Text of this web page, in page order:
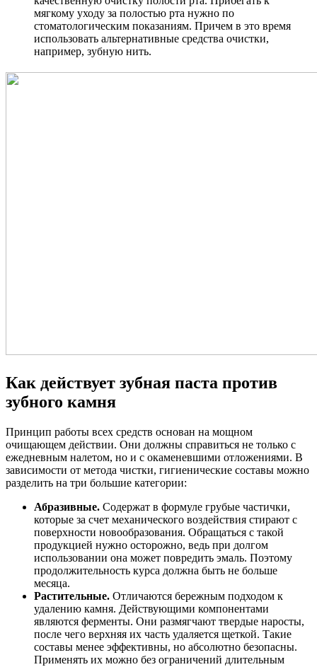
мягкому уходу за полостью рта нужно по
стоматологическим показаниям. Причем в это время
использовать альтернативные средства очистки,
например, зубную нить.
Как действует зубная паста против
зубного камня
Принцип работы всех средств основан на мощном
очищающем действии. Они должны справиться не только с
ежедневным налетом, но и с окаменевшими отложениями. В
зависимости от метода чистки, гигиенические составы можно
разделить на три большие категории:
Абразивные. Содержат в формуле грубые частички,
которые за счет механического воздействия стирают с
поверхности новообразования. Обращаться с такой
продукцией нужно осторожно, ведь при долгом
использовании она может повредить эмаль. Поэтому
продолжительность курса должна быть не больше
месяца.
Растительные. Отличаются бережным подходом к
удалению камня. Действующими компонентами
являются ферменты. Они размягчают твердые наросты,
после чего верхняя их часть удаляется щеткой. Такие
составы менее эффективны, но абсолютно безопасны.
Применять их можно без ограничений длительным